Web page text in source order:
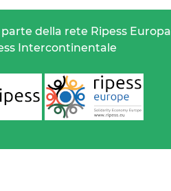
della rete Ripess Europa
Intercontinentale